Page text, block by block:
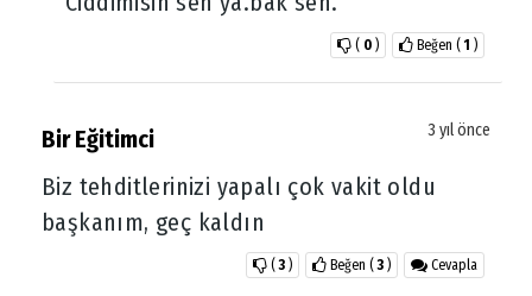
Beğen ( 1 )
( 0 )
Bir Eğitimci 3 yıl önce
Biz tehditlerinizi yapalı çok vakit oldu
başkanım, geç kaldın
Cevapla
Beğen ( 3 )
( 3 )